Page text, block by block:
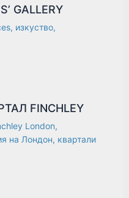
GALLERY
, изкуство,
FINCHLEY
London,
на Лондон, квартали